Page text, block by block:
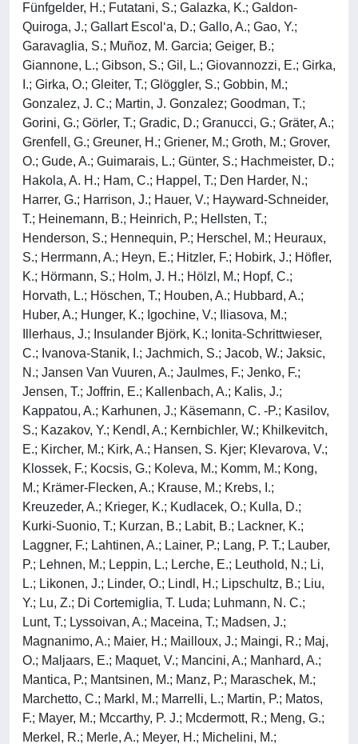
Fünfgelder, H.; Futatani, S.; Galazka, K.; Galdon-
Quiroga, J.; Gallart Escol‘a, D.; Gallo, A.; Gao, Y.;
Garavaglia, S.; Muñoz, M. Garcia; Geiger, B.;
Giannone, L.; Gibson, S.; Gil, L.; Giovannozzi, E.; Girka,
I.; Girka, O.; Gleiter, T.; Glöggler, S.; Gobbin, M.;
Gonzalez, J. C.; Martin, J. Gonzalez; Goodman, T.;
Gorini, G.; Görler, T.; Gradic, D.; Granucci, G.; Gräter, A.;
Grenfell, G.; Greuner, H.; Griener, M.; Groth, M.; Grover,
O.; Gude, A.; Guimarais, L.; Günter, S.; Hachmeister, D.;
Hakola, A. H.; Ham, C.; Happel, T.; Den Harder, N.;
Harrer, G.; Harrison, J.; Hauer, V.; Hayward-Schneider,
T.; Heinemann, B.; Heinrich, P.; Hellsten, T.;
Henderson, S.; Hennequin, P.; Herschel, M.; Heuraux,
S.; Herrmann, A.; Heyn, E.; Hitzler, F.; Hobirk, J.; Höfler,
K.; Hörmann, S.; Holm, J. H.; Hölzl, M.; Hopf, C.;
Horvath, L.; Höschen, T.; Houben, A.; Hubbard, A.;
Huber, A.; Hunger, K.; Igochine, V.; Iliasova, M.;
Illerhaus, J.; Insulander Björk, K.; Ionita-Schrittwieser,
C.; Ivanova-Stanik, I.; Jachmich, S.; Jacob, W.; Jaksic,
N.; Jansen Van Vuuren, A.; Jaulmes, F.; Jenko, F.;
Jensen, T.; Joffrin, E.; Kallenbach, A.; Kalis, J.;
Kappatou, A.; Karhunen, J.; Käsemann, C. -P.; Kasilov,
S.; Kazakov, Y.; Kendl, A.; Kernbichler, W.; Khilkevitch,
E.; Kircher, M.; Kirk, A.; Hansen, S. Kjer; Klevarova, V.;
Klossek, F.; Kocsis, G.; Koleva, M.; Komm, M.; Kong,
M.; Krämer-Flecken, A.; Krause, M.; Krebs, I.;
Kreuzeder, A.; Krieger, K.; Kudlacek, O.; Kulla, D.;
Kurki-Suonio, T.; Kurzan, B.; Labit, B.; Lackner, K.;
Laggner, F.; Lahtinen, A.; Lainer, P.; Lang, P. T.; Lauber,
P.; Lehnen, M.; Leppin, L.; Lerche, E.; Leuthold, N.; Li,
L.; Likonen, J.; Linder, O.; Lindl, H.; Lipschultz, B.; Liu,
Y.; Lu, Z.; Di Cortemiglia, T. Luda; Luhmann, N. C.;
Lunt, T.; Lyssoivan, A.; Maceina, T.; Madsen, J.;
Magnanimo, A.; Maier, H.; Mailloux, J.; Maingi, R.; Maj,
O.; Maljaars, E.; Maquet, V.; Mancini, A.; Manhard, A.;
Mantica, P.; Mantsinen, M.; Manz, P.; Maraschek, M.;
Marchetto, C.; Markl, M.; Marrelli, L.; Martin, P.; Matos,
F.; Mayer, M.; Mccarthy, P. J.; Mcdermott, R.; Meng, G.;
Merkel, R.; Merle, A.; Meyer, H.; Michelini, M.;